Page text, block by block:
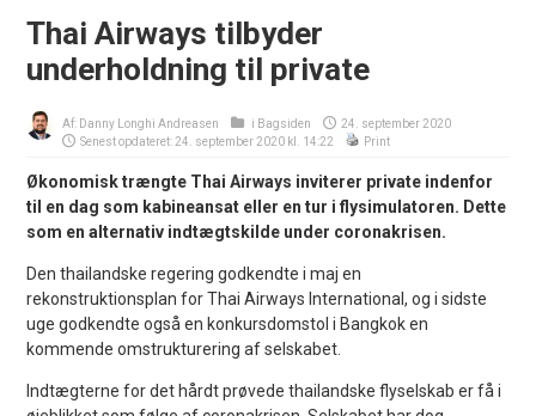
Thai Airways tilbyder
underholdning til private
Af: Danny Longhi Andreasen i Bagsiden
24. september 2020
Senest opdateret: 24. september 2020 kl. 14:22
Print
Økonomisk trængte Thai Airways inviterer private indenfor
til en dag som kabineansat eller en tur i flysimulatoren. Dette
som en alternativ indtægtskilde under coronakrisen.
Den thailandske regering godkendte i maj en
rekonstruktionsplan for Thai Airways International, og i sidste
uge godkendte også en konkursdomstol i Bangkok en
kommende omstrukturering af selskabet.
Indtægterne for det hårdt prøvede thailandske flyselskab er få i